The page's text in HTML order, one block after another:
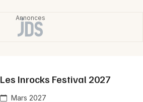
Les Inrocks Festival 2027
Mars 2027